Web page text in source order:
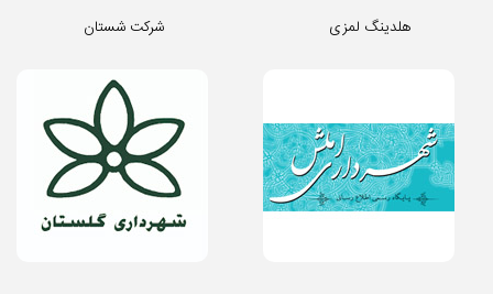
شرکت شستان هلدینگ لمزی